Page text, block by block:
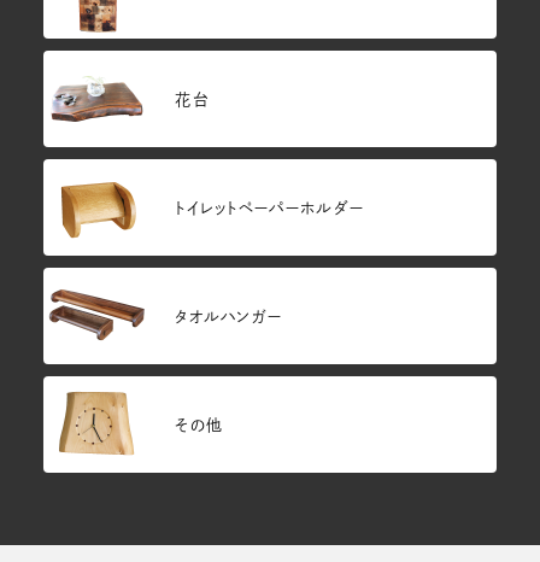
花台
トイレットペーパーホルダー
タオルハンガー
その他